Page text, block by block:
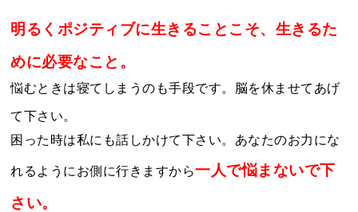
明るくポジティブに生きることこそ、生きるた
めに必要なこと。
悩むときは寝てしまうのも手段です。脳を休ませてあげ
て下さい。
困った時は私にも話しかけて下さい。あなたのお力にな
れるようにお側に行きますから一人で悩まないで下
さい。